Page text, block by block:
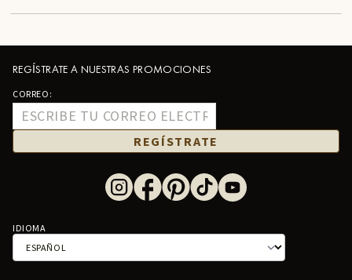
REGÍSTRATE A NUESTRAS PROMOCIONES
CORREO:
REGÍSTRATE
IDIOMA